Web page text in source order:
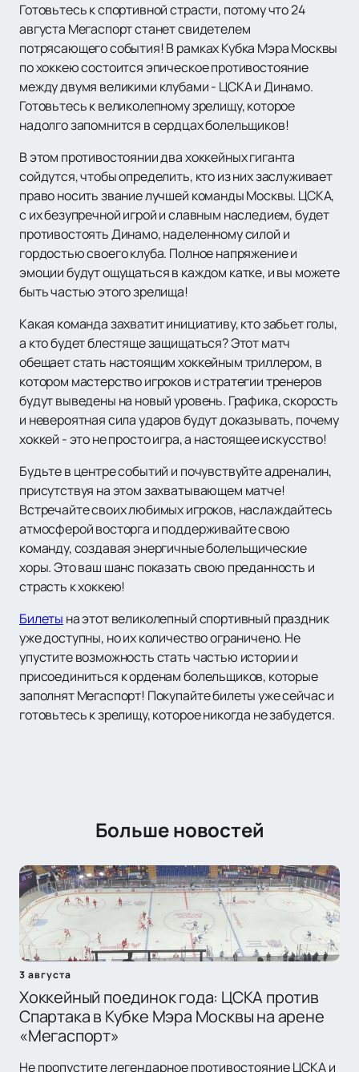
Готовьтесь к спортивной страсти, потому что 24
августа Мегаспорт станет свидетелем
потрясающего события! В рамках Кубка Мэра Москвы
по хоккею состоится эпическое противостояние
между двумя великими клубами - ЦСКА и Динамо.
Готовьтесь к великолепному зрелищу, которое
надолго запомнится в сердцах болельщиков!
В этом противостоянии два хоккейных гиганта
сойдутся, чтобы определить, кто из них заслуживает
право носить звание лучшей команды Москвы. ЦСКА,
с их безупречной игрой и славным наследием, будет
противостоять Динамо, наделенному силой и
гордостью своего клуба. Полное напряжение и
эмоции будут ощущаться в каждом катке, и вы можете
быть частью этого зрелища!
Какая команда захватит инициативу, кто забьет голы,
а кто будет блестяще защищаться? Этот матч
обещает стать настоящим хоккейным триллером, в
котором мастерство игроков и стратегии тренеров
будут выведены на новый уровень. Графика, скорость
и невероятная сила ударов будут доказывать, почему
хоккей - это не просто игра, а настоящее искусство!
Будьте в центре событий и почувствуйте адреналин,
присутствуя на этом захватывающем матче!
Встречайте своих любимых игроков, наслаждайтесь
атмосферой восторга и поддерживайте свою
команду, создавая энергичные болельщические
хоры. Это ваш шанс показать свою преданность и
страсть к хоккею!
Билеты на этот великолепный спортивный праздник
уже доступны, но их количество ограничено. Не
упустите возможность стать частью истории и
присоединиться к орденам болельщиков, которые
заполнят Мегаспорт! Покупайте билеты уже сейчас и
готовьтесь к зрелищу, которое никогда не забудется.
Больше новостей
3 августа
Хоккейный поединок года: ЦСКА против
Спартака в Кубке Мэра Москвы на арене
«Мегаспорт»
Не пропустите легендарное противостояние ЦСКА и